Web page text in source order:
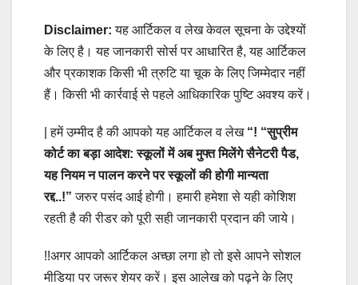
Disclaimer: यह आर्टिकल व लेख केवल सूचना के उद्देश्यों
के लिए है। यह जानकारी सोर्स पर आधारित है, यह आर्टिकल
और प्रकाशक किसी भी त्रुटि या चूक के लिए जिम्मेदार नहीं
हैं। किसी भी कार्रवाई से पहले आधिकारिक पुष्टि अवश्य करें।
| हमें उम्मीद है की आपको यह आर्टिकल व लेख “! “सुप्रीम
कोर्ट का बड़ा आदेश: स्कूलों में अब मुफ्त मिलेंगे सैनेटरी पैड,
यह नियम न पालन करने पर स्कूलों की होगी मान्यता
रद्द..!” जरुर पसंद आई होगी। हमारी हमेशा से यही कोशिश
रहती है की रीडर को पूरी सही जानकारी प्रदान की जाये।
!!अगर आपको आर्टिकल अच्छा लगा हो तो इसे आपने सोशल
मीडिया पर जरूर शेयर करें। इस आलेख को पढ़ने के लिए